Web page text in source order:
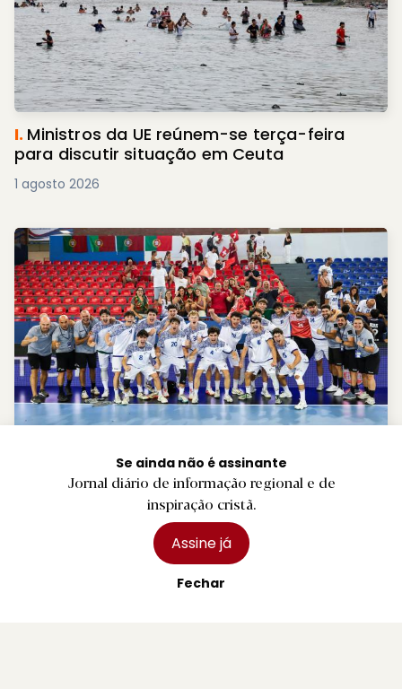
I. Ministros da UE reúnem-se terça-feira
para discutir situação em Ceuta
1 agosto 2026
Seleção de andebol de sub-18 apura-se
para a 'main round' do Europeu
Se ainda não é assinante
Jornal diário de informação regional e de
inspiração cristã.
Assine já
Fechar